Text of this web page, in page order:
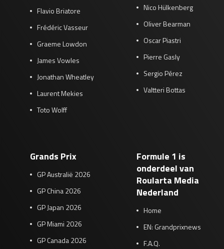
Flavio Briatore
Frédéric Vasseur
Graeme Lowdon
James Vowles
Jonathan Wheatley
Laurent Mekies
Toto Wolff
Nico Hülkenberg
Oliver Bearman
Oscar Piastri
Pierre Gasly
Sergio Pérez
Valtteri Bottas
Grands Prix
GP Australië 2026
GP China 2026
GP Japan 2026
GP Miami 2026
GP Canada 2026
Formule 1 is
onderdeel van
Roularta Media
Nederland
Home
EN: Grandprixnews
F.A.Q.